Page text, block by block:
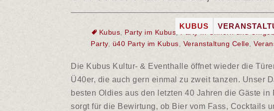
Zum
Inhalt
KUBUS
DIE LOCATION
JOBS
Kubus Party im Kubus
Party, ü40 Party im Kubus Veranstaltung Celle
Die Kubus Kultur- & Eventhalle öffnet wieder die
Ü40er, die auch gern einmal zu zweit tanzen. Unser
besten Oldies aus den letzten 40 Jahren die Gäste
sorgt für die Bewirtung, ob Bier vom Fass, Cocktails